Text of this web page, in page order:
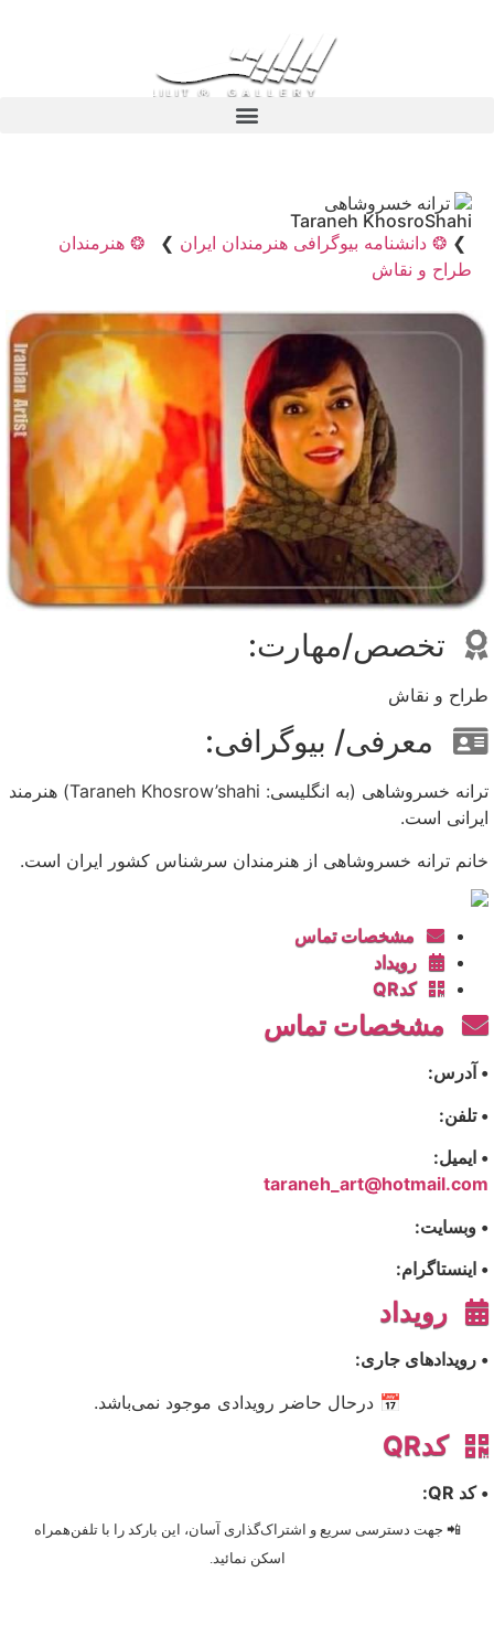
ترانه خسروشاهی
Taraneh KhosroShahi
❯ ❂ دانشنامه بیوگرافی هنرمندان ایران ❯
❂ هنرمندان
طراح و نقاش
تخصص/مهارت:
طراح و نقاش
معرفی/ بیوگرافی:
ترانه خسروشاهی (به انگلیسی: Taraneh Khosrow’shahi) هنرمند
ایرانی است.
خانم ترانه خسروشاهی از هنرمندان سرشناس کشور ایران است.
مشخصات تماس
رویداد
کدQR
مشخصات تماس
• آدرس:
• تلفن:
• ایمیل:
taraneh_art@hotmail.com
• وبسایت:
• اینستاگرام:
رویداد
• رویدادهای جاری:
📅 درحال حاضر رویدادی موجود نمی‌باشد.
کدQR
• کد QR:
📲 جهت دسترسی سریع و اشتراک‌گذاری آسان، این بارکد را با تلفن‌همراه
اسکن نمائید.